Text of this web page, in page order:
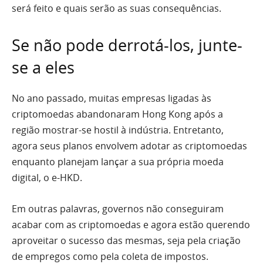
será feito e quais serão as suas consequências.
Se não pode derrotá-los, junte-
se a eles
No ano passado, muitas empresas ligadas às
criptomoedas abandonaram Hong Kong após a
região mostrar-se hostil à indústria. Entretanto,
agora seus planos envolvem adotar as criptomoedas
enquanto planejam lançar a sua própria moeda
digital, o e-HKD.
Em outras palavras, governos não conseguiram
acabar com as criptomoedas e agora estão querendo
aproveitar o sucesso das mesmas, seja pela criação
de empregos como pela coleta de impostos.